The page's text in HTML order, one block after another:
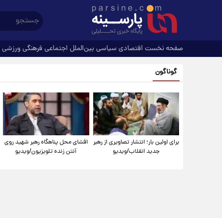
صفحه نخست اقتصادی سیاسی بین‌الملل اجتماعی فرهنگیورزشی
گوناگون
برای اولین بار؛ انتشار تصاویری از رهبر
جدید انقلاب/ویدیو
افشای محل پناهگاه‌ رهبر شهید روی
آنتن زنده تلویزیون/ویدیو